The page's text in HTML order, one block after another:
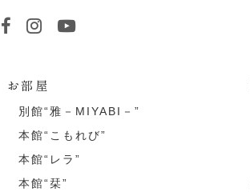
お部屋
別館“雅－MIYABI－”
本館“こもれび”
本館“レラ”
本館“栞”